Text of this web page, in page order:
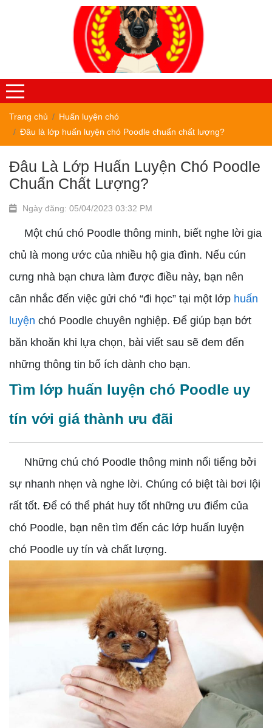
Trang chủ
Huấn luyện chó
Đâu là lớp huấn luyện chó Poodle chuẩn chất lượng?
Đâu Là Lớp Huấn Luyện Chó Poodle
Chuẩn Chất Lượng?
Ngày đăng: 05/04/2023 03:32 PM
Một chú chó Poodle thông minh, biết nghe lời gia
chủ là mong ước của nhiều hộ gia đình. Nếu cún
cưng nhà bạn chưa làm được điều này, bạn nên
cân nhắc đến việc gửi chó “đi học” tại một lớp huấn
luyện chó Poodle chuyên nghiệp. Để giúp bạn bớt
băn khoăn khi lựa chọn, bài viết sau sẽ đem đến
những thông tin bổ ích dành cho bạn.
Tìm lớp huấn luyện chó Poodle uy
tín với giá thành ưu đãi
Những chú chó Poodle thông minh nổi tiếng bởi
sự nhanh nhẹn và nghe lời. Chúng có biệt tài bơi lội
rất tốt. Để có thể phát huy tốt những ưu điểm của
chó Poodle, bạn nên tìm đến các lớp huấn luyện
chó Poodle uy tín và chất lượng.